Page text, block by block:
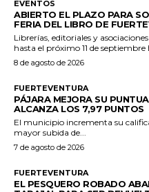
EVENTOS
ABIERTO EL PLAZO PARA
FERIA DEL LIBRO DE
Librerías, editoriales y
8 de agosto de 2026
FUERTEVENTURA
PÁJARA MEJORA SU
ALCANZA LOS 7,97 PUNTOS
El municipio incrementa su
mayor subida de...
7 de agosto de 2026
FUERTEVENTURA
EL PESQUERO ROBADO